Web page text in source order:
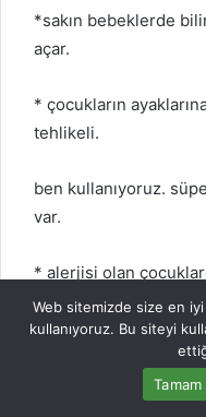
*sakın bebeklerde
açar.
* çocukların
tehlikeli.
ben kullanıyoruz.
var.
* alerjisi olan
dikkat.
saman nezlem, çimen
yapılacak pek bir
Web sitemizde size en
kullanıyoruz. Bu siteyi
Tamam